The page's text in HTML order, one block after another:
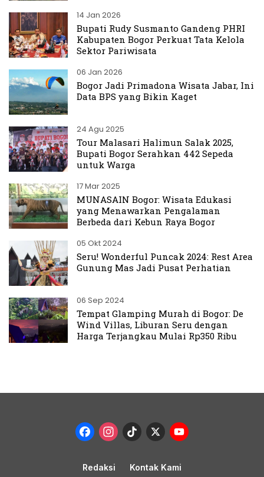
14 Jan 2026
Bupati Rudy Susmanto Gandeng PHRI
Kabupaten Bogor Perkuat Tata Kelola
Sektor Pariwisata
06 Jan 2026
Bogor Jadi Primadona Wisata Jabar, Ini
Data BPS yang Bikin Kaget
24 Agu 2025
Tour Malasari Halimun Salak 2025,
Bupati Bogor Serahkan 442 Sepeda
untuk Warga
17 Mar 2025
MUNASAIN Bogor: Wisata Edukasi
yang Menawarkan Pengalaman
Berbeda dari Kebun Raya Bogor
05 Okt 2024
Seru! Wonderful Puncak 2024: Rest Area
Gunung Mas Jadi Pusat Perhatian
06 Sep 2024
Tempat Glamping Murah di Bogor: De
Wind Villas, Liburan Seru dengan
Harga Terjangkau Mulai Rp350 Ribu
Facebook
Instagram
TikTok
X
Redaksi Kontak Kami